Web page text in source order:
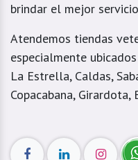
brindar el mejor
Atendemos tiendas
especialmente
La Estrella, Caldas,
Copacabana,